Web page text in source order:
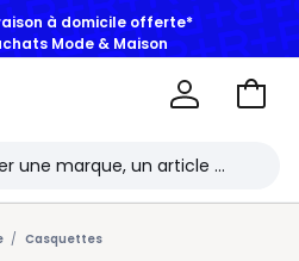
Mode & Maison
Aller
Casquettes